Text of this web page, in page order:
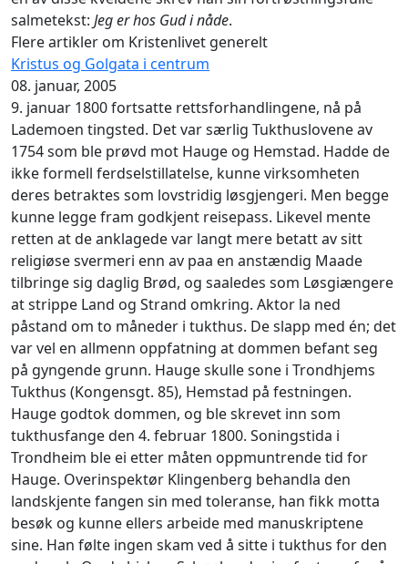
salmetekst: Jeg er hos Gud i nåde.
Flere artikler om Kristenlivet generelt
Kristus og Golgata i centrum
08. januar, 2005
9. januar 1800 fortsatte rettsforhandlingene, nå på
Lademoen tingsted. Det var særlig Tukthuslovene av
1754 som ble prøvd mot Hauge og Hemstad. Hadde de
ikke formell ferdselstillatelse, kunne virksomheten
deres betraktes som lovstridig løsgjengeri. Men begge
kunne legge fram godkjent reisepass. Likevel mente
retten at de anklagede var langt mere betatt av sitt
religiøse svermeri enn av paa en anstændig Maade
tilbringe sig daglig Brød, og saaledes som Løsgiængere
at strippe Land og Strand omkring. Aktor la ned
påstand om to måneder i tukthus. De slapp med én; det
var vel en allmenn oppfatning at dommen befant seg
på gyngende grunn. Hauge skulle sone i Trondhjems
Tukthus (Kongensgt. 85), Hemstad på festningen.
Hauge godtok dommen, og ble skrevet inn som
tukthusfange den 4. februar 1800. Soningstida i
Trondheim ble ei etter måten oppmuntrende tid for
Hauge. Overinspektør Klingenberg behandla den
landskjente fangen sin med toleranse, han fikk motta
besøk og kunne ellers arbeide med manuskriptene
sine. Han følte ingen skam ved å sitte i tukthus for den